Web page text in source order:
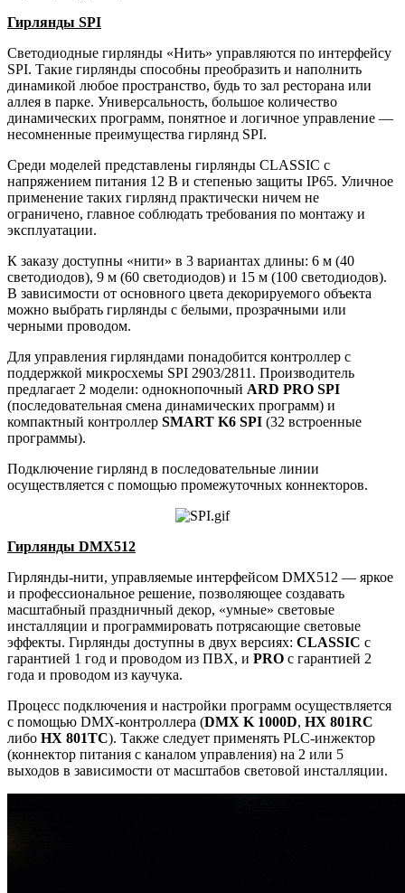
Гирлянды SPI
Светодиодные гирлянды «Нить» управляются по интерфейсу
SPI. Такие гирлянды способны преобразить и наполнить
динамикой любое пространство, будь то зал ресторана или
аллея в парке. Универсальность, большое количество
динамических программ, понятное и логичное управление —
несомненные преимущества гирлянд SPI.
Среди моделей представлены гирлянды CLASSIC с
напряжением питания 12 В и степенью защиты IP65. Уличное
применение таких гирлянд практически ничем не
ограничено, главное соблюдать требования по монтажу и
эксплуатации.
К заказу доступны «нити» в 3 вариантах длины: 6 м (40
светодиодов), 9 м (60 светодиодов) и 15 м (100 светодиодов).
В зависимости от основного цвета декорируемого объекта
можно выбрать гирлянды с белыми, прозрачными или
черными проводом.
Для управления гирляндами понадобится контроллер с
поддержкой микросхемы SPI 2903/2811. Производитель
предлагает 2 модели: однокнопочный ARD PRO SPI
(последовательная смена динамических программ) и
компактный контроллер SMART K6 SPI (32 встроенные
программы).
Подключение гирлянд в последовательные линии
осуществляется с помощью промежуточных коннекторов.
Гирлянды DMX512
Гирлянды-нити, управляемые интерфейсом DMX512 — яркое
и профессиональное решение, позволяющее создавать
масштабный праздничный декор, «умные» световые
инсталляции и программировать потрясающие световые
эффекты. Гирлянды доступны в двух версиях: CLASSIC с
гарантией 1 год и проводом из ПВХ, и PRO с гарантией 2
года и проводом из каучука.
Процесс подключения и настройки программ осуществляется
с помощью DMX-контроллера (DMX K 1000D, HX 801RC
либо HX 801TC). Также следует применять PLC-инжектор
(коннектор питания с каналом управления) на 2 или 5
выходов в зависимости от масштабов световой инсталляции.